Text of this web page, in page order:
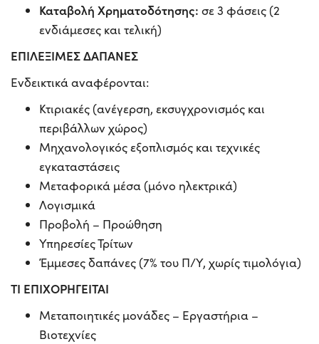
Καταβολή Χρηματοδότησης: σε 3 φάσεις (2
ενδιάμεσες και τελική)
ΕΠΙΛΕΞΙΜΕΣ ΔΑΠΑΝΕΣ
Ενδεικτικά αναφέρονται:
Κτιριακές (ανέγερση, εκσυγχρονισμός και
περιβάλλων χώρος)
Μηχανολογικός εξοπλισμός και τεχνικές
εγκαταστάσεις
Μεταφορικά μέσα (μόνο ηλεκτρικά)
Λογισμικά
Προβολή – Προώθηση
Υπηρεσίες Τρίτων
Έμμεσες δαπάνες (7% του Π/Υ, χωρίς τιμολόγια)
ΤΙ ΕΠΙΧΟΡΗΓΕΙΤΑΙ
Μεταποιητικές μονάδες – Εργαστήρια –
Βιοτεχνίες